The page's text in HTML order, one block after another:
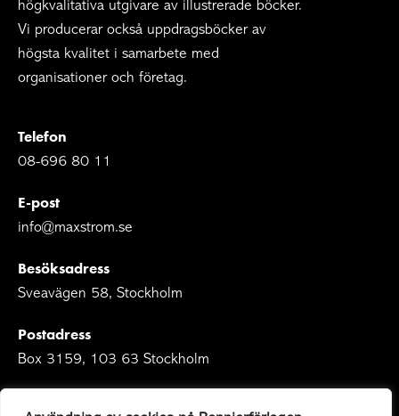
högkvalitativa utgivare av illustrerade böcker.
Vi producerar också uppdragsböcker av
högsta kvalitet i samarbete med
organisationer och företag.
Telefon
08-696 80 11
E-post
info@maxstrom.se
Besöksadress
Sveavägen 58, Stockholm
Postadress
Box 3159, 103 63 Stockholm